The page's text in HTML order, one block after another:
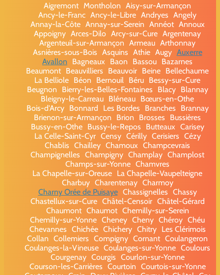
Aigremont Montholon Aisy-sur-Armançon
Ancy-le-Franc Ancy-le-Libre Andryes Angely
Annay-la-Côte Annay-sur-Serein Annéot Annoux
Appoigny Arces-Dilo Arcy-sur-Cure Argentenay
Argenteuil-sur-Armançon Armeau Arthonnay
Asnières-sous-Bois Asquins Athie Augy Auxerre
Avallon
Bagneaux Baon Bassou Bazarnes
Beaumont Beauvilliers Beauvoir Beine Bellechaume
La Belliole Béon Bernouil Béru Bessy-sur-Cure
Beugnon
Bierry-les-Belles-Fontaines Blacy
Blannay
Bleigny-le-Carreau Bléneau Bœurs-en-Othe
Bois-d'Arcy
Bonnard Les Bordes Branches
Brannay
Brienon-sur-Armançon
Brion Brosses
Bussières
Bussy-en-Othe
Bussy-le-Repos Butteaux Carisey
La Celle-Saint-Cyr Censy Cérilly Cerisiers Cézy
Chablis Chailley Chamoux Champcevrais
Champignelles Champigny Champlay Champlost
Champs-sur-Yonne Chamvres
La Chapelle-sur-Oreuse La Chapelle-Vaupelteigne
Charbuy Charentenay Charmoy
Charny Orée de Puisaye Chassignelles Chassy
Chastellux-sur-Cure Châtel-Censoir Châtel-Gérard
Chaumont Chaumot Chemilly-sur-Serein
Chemilly-sur-Yonne Cheney Cheny Chéroy Chéu
Chevannes Chichée Chichery Chitry
Les Clérimois
Collan Collemiers Compigny Cornant Coulangeron
Coulanges-la-Vineuse Coulanges-sur-Yonne Coulours
Courgenay Courgis Courlon-sur-Yonne
Courson-les-Carrières Courtoin Courtois-sur-Yonne